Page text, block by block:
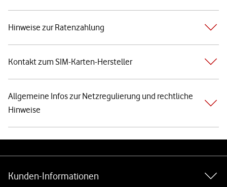
Hinweise zur Ratenzahlung
Kontakt zum SIM-Karten-Hersteller
Allgemeine Infos zur Netzregulierung und rechtliche
Hinweise
Kunden-Informationen